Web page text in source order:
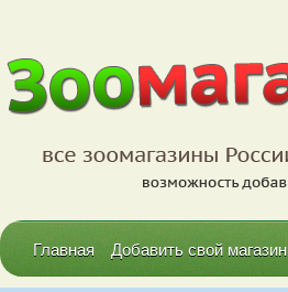
Главная Добавить свой магазин